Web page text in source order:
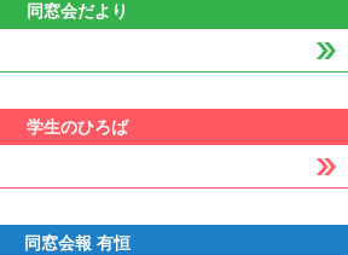
同窓会だより
学生のひろば
同窓会報 有恒